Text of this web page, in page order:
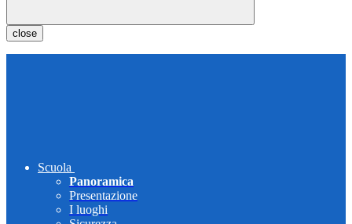
close
Scuola
Panoramica
Presentazione
I luoghi